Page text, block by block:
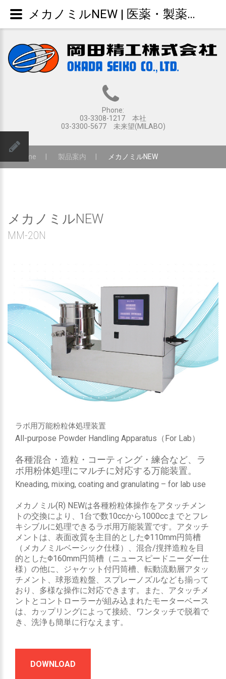
Phone:
03-3308-1217 本社
03-3300-5677 未来望(MILABO)
Home 製品案内 メカノミルNEW
メカノミルNEW
MM-20N
ラボ用万能粉粒体処理装置
All-purpose Powder Handling Apparatus（For Lab）
各種混合・造粒・コーティング・練合など、ラ
ボ用粉体処理にマルチに対応する万能装置。
Kneading, mixing, coating and granulating – for lab use
メカノミル(R) NEWは各種粉粒体操作をアタッチメン
トの交換により、1台で数10ccから1000ccまでとフレ
キシブルに処理できるラボ用万能装置です。アタッチ
メントは、表面改質を主目的としたΦ110mm円筒槽
（メカノミルベーシック仕様）、混合/撹拌造粒を目
的としたΦ160mm円筒槽（ニュースピードニーダー仕
様）の他に、ジャケット付円筒槽、転動流動層アタッ
チメント、球形造粒盤、スプレーノズルなども揃って
おり、多様な操作に対応できます。また、アタッチメ
ントとコントローラーが組み込まれたモーターベース
は、カップリングによって接続、ワンタッチで脱着で
き、洗浄も簡単に行なえます。
DOWNLOAD
メカノミルNEW | 医薬・製薬・食品・工業分野における粉粒体・錠剤製造、各種測定装置の開発・販売